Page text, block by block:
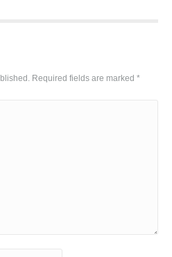
Required fields are marked *